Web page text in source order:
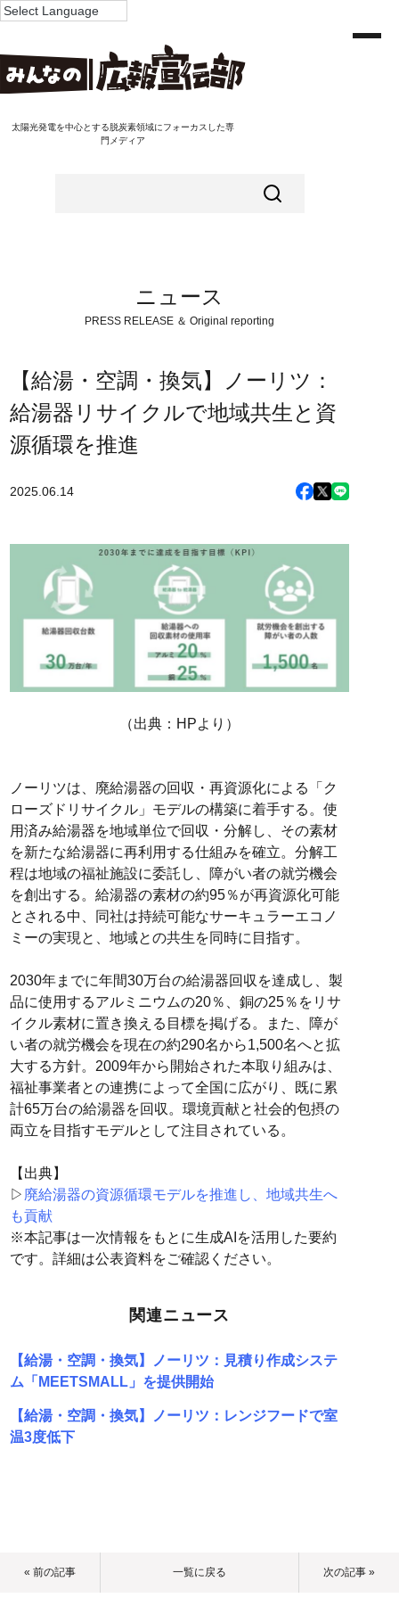
太陽光発電を中心とする脱炭素領域にフォーカスした専
門メディア
ニュース
PRESS RELEASE ＆ Original reporting
【給湯・空調・換気】ノーリツ：
給湯器リサイクルで地域共生と資
源循環を推進
2025.06.14
（出典：HPより）
ノーリツは、廃給湯器の回収・再資源化による「ク
ローズドリサイクル」モデルの構築に着手する。使
用済み給湯器を地域単位で回収・分解し、その素材
を新たな給湯器に再利用する仕組みを確立。分解工
程は地域の福祉施設に委託し、障がい者の就労機会
を創出する。給湯器の素材の約95％が再資源化可能
とされる中、同社は持続可能なサーキュラーエコノ
ミーの実現と、地域との共生を同時に目指す。
2030年までに年間30万台の給湯器回収を達成し、製
品に使用するアルミニウムの20％、銅の25％をリサ
イクル素材に置き換える目標を掲げる。また、障が
い者の就労機会を現在の約290名から1,500名へと拡
大する方針。2009年から開始された本取り組みは、
福祉事業者との連携によって全国に広がり、既に累
計65万台の給湯器を回収。環境貢献と社会的包摂の
両立を目指すモデルとして注目されている。
【出典】
▷ 廃給湯器の資源循環モデルを推進し、地域共生へ
も貢献
※本記事は一次情報をもとに生成AIを活用した要約
です。詳細は公表資料をご確認ください。
関連ニュース
【給湯・空調・換気】ノーリツ：見積り作成システ
ム「MEETSMALL」を提供開始
【給湯・空調・換気】ノーリツ：レンジフードで室
温3度低下
« 前の記事 一覧に戻る 次の記事 »